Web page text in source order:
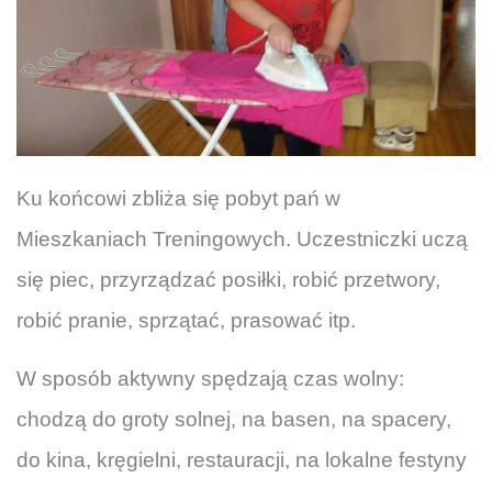
Ku końcowi zbliża się pobyt pań w
Mieszkaniach Treningowych. Uczestniczki uczą
się piec, przyrządzać posiłki, robić przetwory,
robić pranie, sprzątać, prasować itp.
W sposób aktywny spędzają czas wolny:
chodzą do groty solnej, na basen, na spacery,
do kina, kręgielni, restauracji, na lokalne festyny